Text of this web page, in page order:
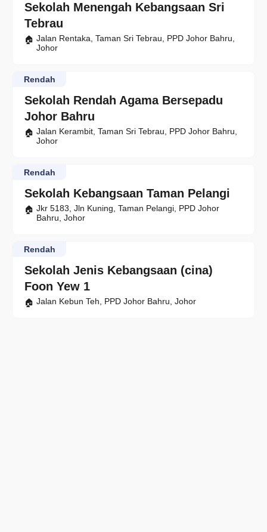
Sekolah Menengah Kebangsaan Sri
Tebrau
Jalan Rentaka, Taman Sri Tebrau, PPD Johor Bahru,
Johor
Sekolah Rendah Agama Bersepadu
Johor Bahru
Rendah
Jalan Kerambit, Taman Sri Tebrau, PPD Johor Bahru,
Johor
Sekolah Kebangsaan Taman Pelangi
Rendah
Jkr 5183, Jln Kuning, Taman Pelangi, PPD Johor
Bahru, Johor
Sekolah Jenis Kebangsaan (cina)
Foon Yew 1
Rendah
Jalan Kebun Teh, PPD Johor Bahru, Johor